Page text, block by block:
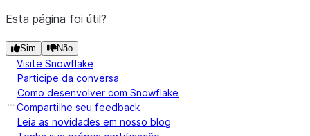
Esta página foi útil?
Sim Não
Visite Snowflake
Participe da conversa
Como desenvolver com Snowflake
Compartilhe seu feedback
Leia as novidades em nosso blog